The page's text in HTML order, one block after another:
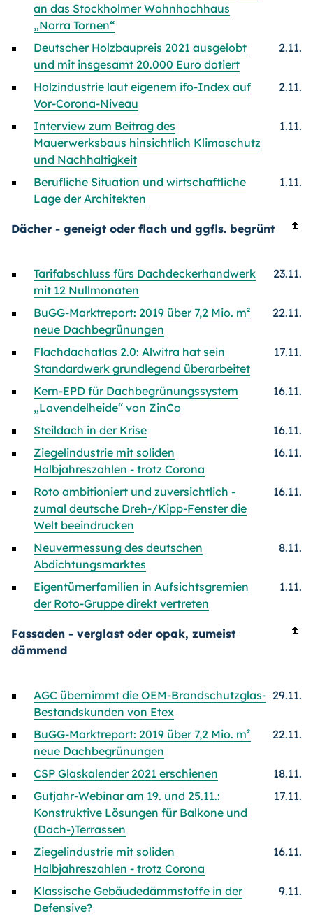
an das Stockholmer Wohnhochhaus
„Norra Tornen“
Deutscher Holzbaupreis 2021 ausgelobt
und mit insgesamt 20.000 Euro dotiert
2.11.
Holzindustrie laut eigenem ifo-Index auf
Vor-Corona-Niveau
2.11.
Interview zum Beitrag des
Mauerwerksbaus hinsichtlich Klimaschutz
und Nachhaltigkeit
1.11.
Berufliche Situation und wirtschaftliche
Lage der Architekten
1.11.
Dächer - geneigt oder flach und ggfls. begrünt
Tarifabschluss fürs Dachdeckerhandwerk
mit 12 Nullmonaten
23.11.
BuGG-Marktreport: 2019 über 7,2 Mio. m²
neue Dachbegrünungen
22.11.
Flachdachatlas 2.0: Alwitra hat sein
Standardwerk grundlegend überarbeitet
17.11.
Kern-EPD für Dachbegrünungssystem
„Lavendelheide“ von ZinCo
16.11.
Steildach in der Krise
16.11.
Ziegelindustrie mit soliden
Halbjahreszahlen - trotz Corona
16.11.
Roto ambitioniert und zuversichtlich -
zumal deutsche Dreh-/Kipp-Fenster die
Welt beeindrucken
16.11.
Neuvermessung des deutschen
Abdichtungsmarktes
8.11.
Eigentümerfamilien in Aufsichtsgremien
der Roto-Gruppe direkt vertreten
1.11.
Fassaden - verglast oder opak, zumeist
dämmend
AGC übernimmt die OEM-Brandschutzglas-
Bestandskunden von Etex
29.11.
BuGG-Marktreport: 2019 über 7,2 Mio. m²
neue Dachbegrünungen
22.11.
CSP Glaskalender 2021 erschienen
18.11.
Gutjahr-Webinar am 19. und 25.11.:
Konstruktive Lösungen für Balkone und
(Dach-)Terrassen
17.11.
Ziegelindustrie mit soliden
Halbjahreszahlen - trotz Corona
16.11.
Klassische Gebäudedämmstoffe in der
Defensive?
9.11.